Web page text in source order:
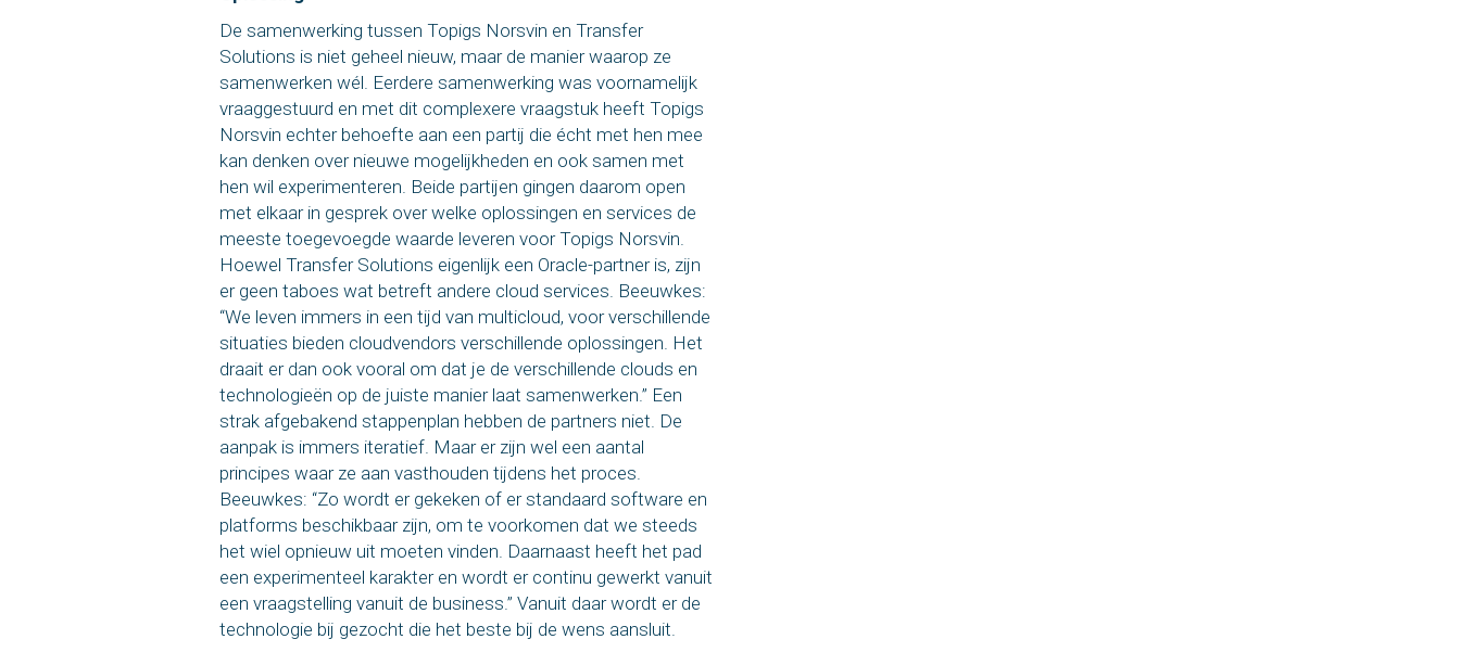
De samenwerking tussen Topigs Norsvin en Transfer
Solutions is niet geheel nieuw, maar de manier waarop ze
samenwerken wél. Eerdere samenwerking was voornamelijk
vraaggestuurd en met dit complexere vraagstuk heeft Topigs
Norsvin echter behoefte aan een partij die écht met hen mee
kan denken over nieuwe mogelijkheden en ook samen met
hen wil experimenteren. Beide partijen gingen daarom open
met elkaar in gesprek over welke oplossingen en services de
meeste toegevoegde waarde leveren voor Topigs Norsvin.
Hoewel Transfer Solutions eigenlijk een Oracle-partner is, zijn
er geen taboes wat betreft andere cloud services. Beeuwkes:
“We leven immers in een tijd van multicloud, voor verschillende
situaties bieden cloudvendors verschillende oplossingen. Het
draait er dan ook vooral om dat je de verschillende clouds en
technologieën op de juiste manier laat samenwerken.” Een
strak afgebakend stappenplan hebben de partners niet. De
aanpak is immers iteratief. Maar er zijn wel een aantal
principes waar ze aan vasthouden tijdens het proces.
Beeuwkes: “Zo wordt er gekeken of er standaard software en
platforms beschikbaar zijn, om te voorkomen dat we steeds
het wiel opnieuw uit moeten vinden. Daarnaast heeft het pad
een experimenteel karakter en wordt er continu gewerkt vanuit
een vraagstelling vanuit de business.” Vanuit daar wordt er de
technologie bij gezocht die het beste bij de wens aansluit.